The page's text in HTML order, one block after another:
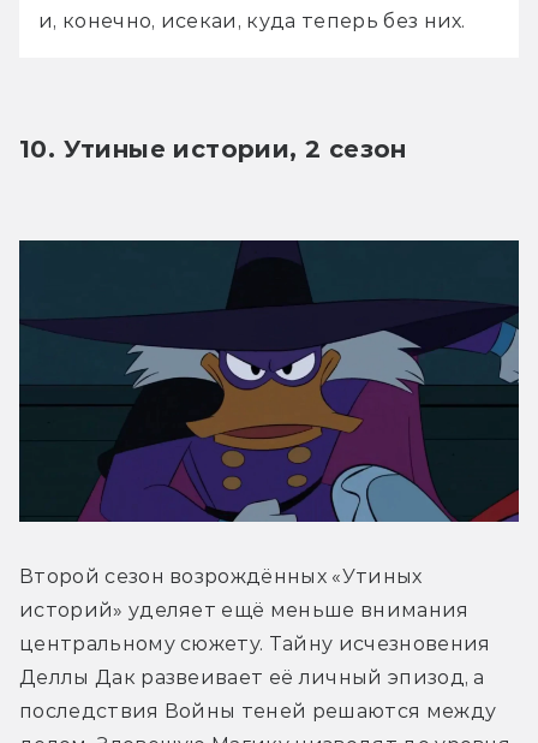
и, конечно, исекаи, куда теперь без них.
10. Утиные истории, 2 сезон
Второй сезон возрождённых «Утиных
историй» уделяет ещё меньше внимания
центральному сюжету. Тайну исчезновения
Деллы Дак развеивает её личный эпизод, а
последствия Войны теней решаются между